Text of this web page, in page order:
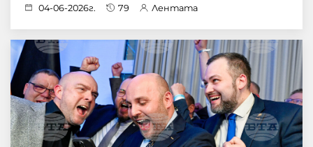
04-06-2026г. 79 Лентата